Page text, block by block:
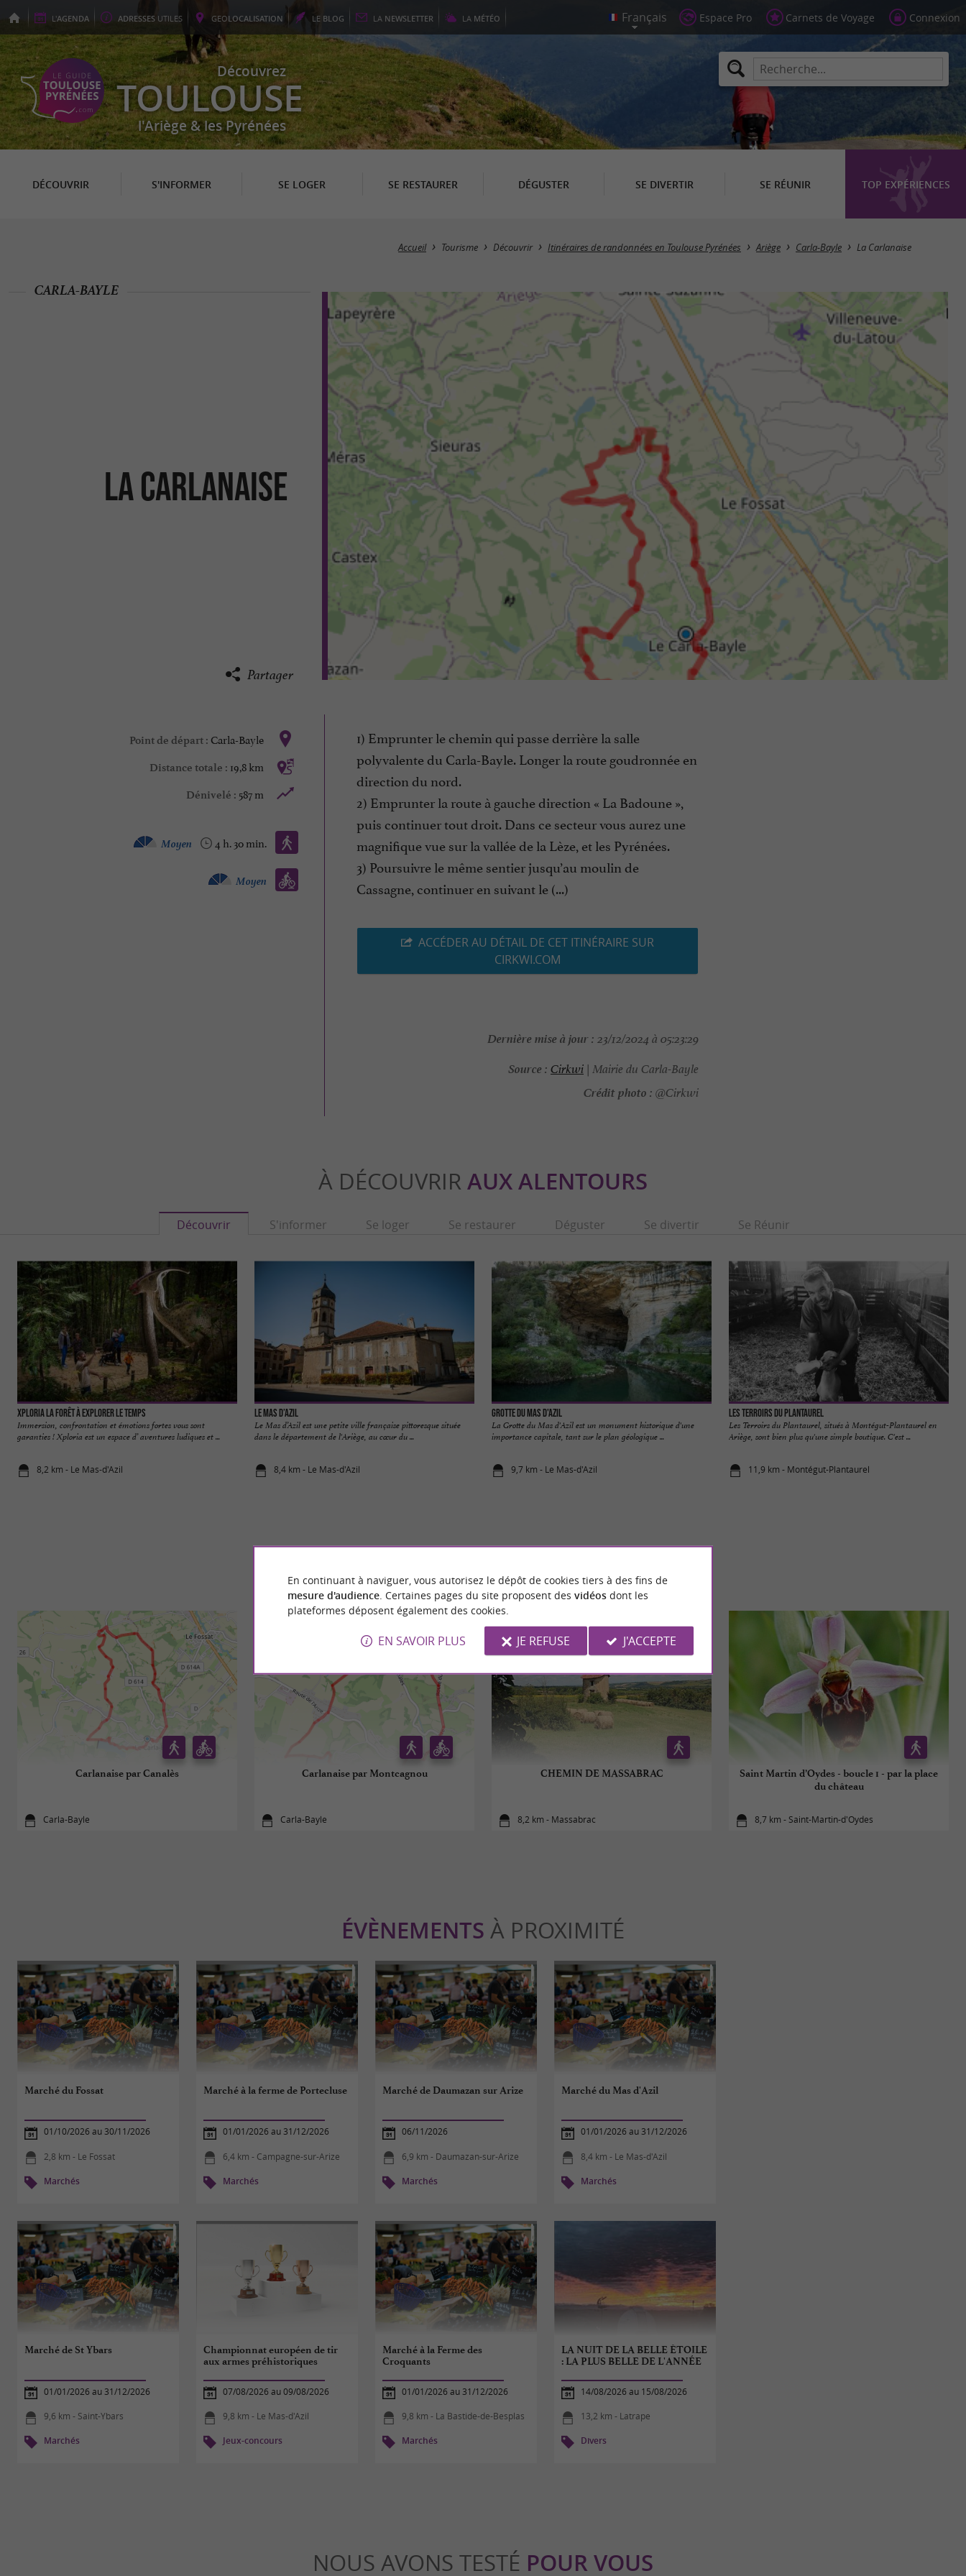
L'AGENDA ADRESSES UTILES GEOLOCALISATION LE BLOG LA NEWSLETTER LA MÉTÉO Espace Pro Carnets de Voyage Connexion
Découvrez
TOULOUSE
l'Ariège & les Pyrénées
DÉCOUVRIR S'INFORMER SE LOGER SE RESTAURER DÉGUSTER SE DIVERTIR SE RÉUNIR TOP EXPÉRIENCES
Accueil Tourisme Découvrir Itinéraires de randonnées en Toulouse Pyrénées Ariège Carla-Bayle La Carlanaise
La Carlanaise
CARLA-BAYLE
Partager
Point de départ : Carla-Bayle
Distance totale : 19,8 km
Dénivelé : 587 m
Marche à pied :
4 h. 30 min.
Moyen
Vtt :
Moyen
1) Emprunter le chemin qui passe derrière la salle
polyvalente du Carla-Bayle. Longer la route goudronnée en
direction du nord.
2) Emprunter la route à gauche direction « La Badoune »,
puis continuer tout droit. Dans ce secteur vous aurez une
magnifique vue sur la vallée de la Lèze, et les Pyrénées.
3) Poursuivre le même sentier jusqu’au moulin de
Cassagne, continuer en suivant le (...)
ACCÉDER AU DÉTAIL DE CET ITINÉRAIRE SUR
CIRKWI.COM
Dernière mise à jour : 23/12/2024 à 05:23:29
Source : Cirkwi| Mairie du Carla-Bayle
Crédit photo : @Cirkwi
À DÉCOUVRIR AUX ALENTOURS
Découvrir S'informer Se loger Se restaurer Déguster Se divertir Se Réunir
Xploria La forêt à explorer le temps
Immersion, confrontation et émotions fortes vous sont
garanties ! Xploria est un espace d’ aventures ludiques et ...
8,2 km - Le Mas-d'Azil
Le Mas d’Azil
Le Mas d’Azil est une petite ville française pittoresque située
dans le département de l'Ariège, au cœur du ...
8,4 km - Le Mas-d'Azil
Grotte du Mas d'Azil
La Grotte du Mas d'Azil est un monument historique d'une
importance capitale, tant sur le plan géologique ...
9,7 km - Le Mas-d'Azil
Les Terroirs du Plantaurel
Les Terroirs du Plantaurel, situés à Montégut-Plantaurel en
Ariège, sont bien plus qu'une simple boutique. C'est ...
11,9 km - Montégut-Plantaurel
VOUS AIMEREZAUSSI
Carlanaise par Canalès
Carla-Bayle
Carlanaise par Montcagnou
Carla-Bayle
CHEMIN DE MASSABRAC
8,2 km - Massabrac
Saint Martin d’Oydes - boucle 1 - par la place
du château
8,7 km - Saint-Martin-d'Oydes
ÉVÈNEMENTS À PROXIMITÉ
Marché du Fossat
01/10/2026 au 30/11/2026
2,8 km - Le Fossat
Marchés
Marché à la ferme de Portecluse
01/01/2026 au 31/12/2026
6,4 km - Campagne-sur-Arize
Marchés
Marché de Daumazan sur Arize
06/11/2026
6,9 km - Daumazan-sur-Arize
Marchés
Marché du Mas d'Azil
01/01/2026 au 31/12/2026
8,4 km - Le Mas-d'Azil
Marchés
Marché de St Ybars
01/01/2026 au 31/12/2026
9,6 km - Saint-Ybars
Marchés
Championnat européen de tir
aux armes préhistoriques
07/08/2026 au 09/08/2026
9,8 km - Le Mas-d'Azil
Jeux-concours
Marché à la Ferme des
Croquants
01/01/2026 au 31/12/2026
9,8 km - La Bastide-de-Besplas
Marchés
LA NUIT DE LA BELLE ÉTOILE
: LA PLUS BELLE DE L'ANNÉE
14/08/2026 au 15/08/2026
13,2 km - Latrape
Divers
NOUS AVONS TESTÉ POUR VOUS
En continuant à naviguer, vous autorisez le dépôt de cookies tiers à des fins de
mesure d'audience. Certaines pages du site proposent des vidéosdont les
plateformes déposent également des cookies.
EN SAVOIR PLUS JE REFUSE J'ACCEPTE